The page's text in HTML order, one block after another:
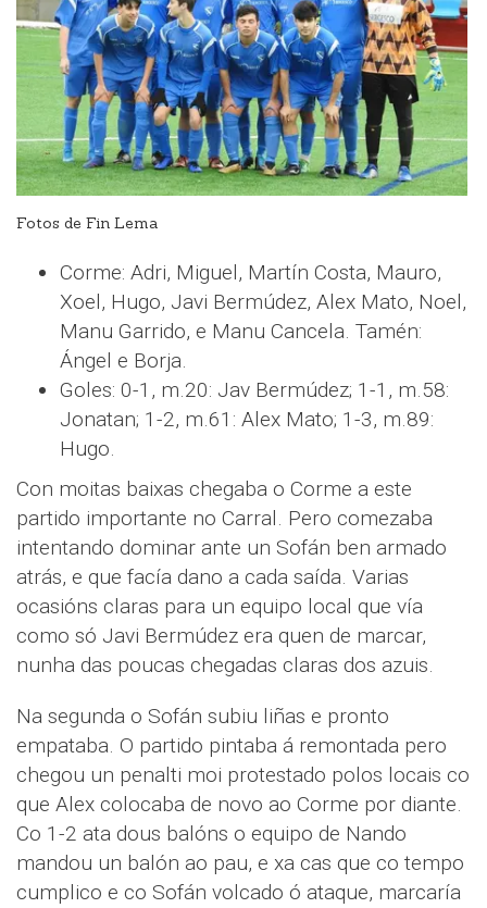
Fotos de Fin Lema
Corme: Adri, Miguel, Martín Costa, Mauro,
Xoel, Hugo, Javi Bermúdez, Alex Mato, Noel,
Manu Garrido, e Manu Cancela. Tamén:
Ángel e Borja.
Goles: 0-1, m.20: Jav Bermúdez; 1-1, m.58:
Jonatan; 1-2, m.61: Alex Mato; 1-3, m.89:
Hugo.
Con moitas baixas chegaba o Corme a este
partido importante no Carral. Pero comezaba
intentando dominar ante un Sofán ben armado
atrás, e que facía dano a cada saída. Varias
ocasións claras para un equipo local que vía
como só Javi Bermúdez era quen de marcar,
nunha das poucas chegadas claras dos azuis.
Na segunda o Sofán subiu liñas e pronto
empataba. O partido pintaba á remontada pero
chegou un penalti moi protestado polos locais co
que Alex colocaba de novo ao Corme por diante.
Co 1-2 ata dous balóns o equipo de Nando
mandou un balón ao pau, e xa cas que co tempo
cumplico e co Sofán volcado ó ataque, marcaría